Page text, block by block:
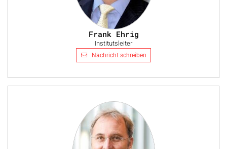
Frank Ehrig
Institutsleiter
Nachricht schreiben